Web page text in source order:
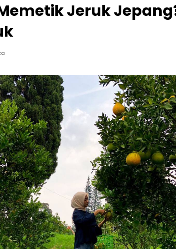
Jeruk